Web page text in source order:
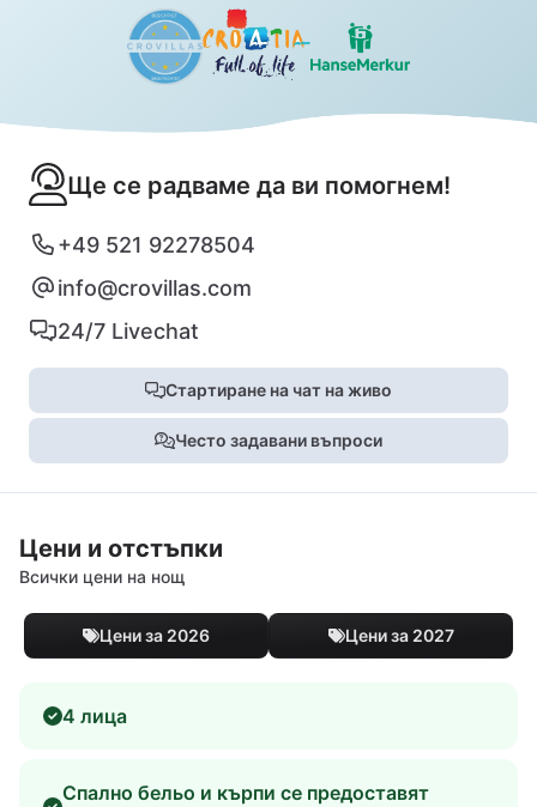
Ще се радваме да ви помогнем!
+49 521 92278504
info@crovillas.com
24/7 Livechat
Стартиране на чат на живо
Често задавани въпроси
Цени и отстъпки
Всички цени на нощ
Цени за 2026 Цени за 2027
4 лица
Спално бельо и кърпи се предоставят